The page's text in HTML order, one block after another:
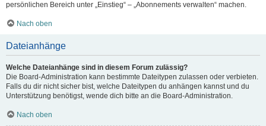
persönlichen Bereich unter „Einstieg“ – „Abonnements verwalten“ machen.
Nach oben
Dateianhänge
Welche Dateianhänge sind in diesem Forum zulässig?
Die Board-Administration kann bestimmte Dateitypen zulassen oder verbieten.
Falls du dir nicht sicher bist, welche Dateitypen du anhängen kannst und du
Unterstützung benötigst, wende dich bitte an die Board-Administration.
Nach oben